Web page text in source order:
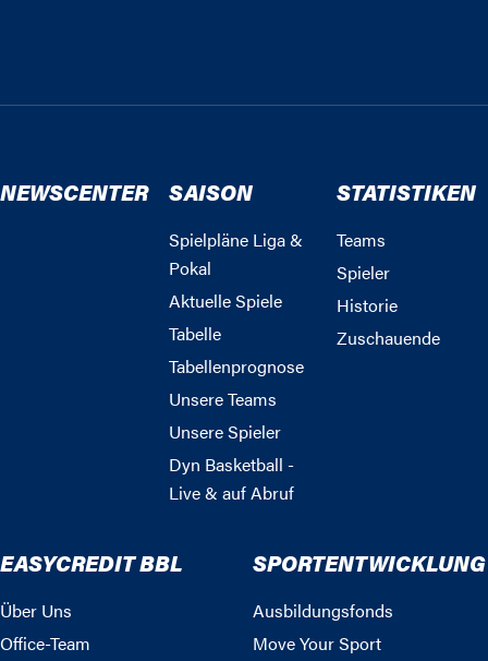
NEWSCENTER SAISON
Spielpläne Liga &
Pokal
Aktuelle Spiele
Tabelle
Tabellenprognose
Unsere Teams
Unsere Spieler
Dyn Basketball -
Live & auf Abruf
STATISTIKEN
Teams
Spieler
Historie
Zuschauende
EASYCREDIT BBL
Über Uns
Office-Team
SPORTENTWICKLUNG
Ausbildungsfonds
Move Your Sport